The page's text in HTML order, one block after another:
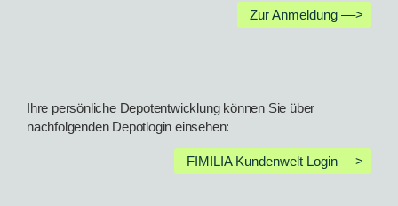
Zur Anmeldung ––>
Ihre persönliche Depotentwicklung können Sie über
nachfolgenden Depotlogin einsehen:
FIMILIA Kundenwelt Login ––>